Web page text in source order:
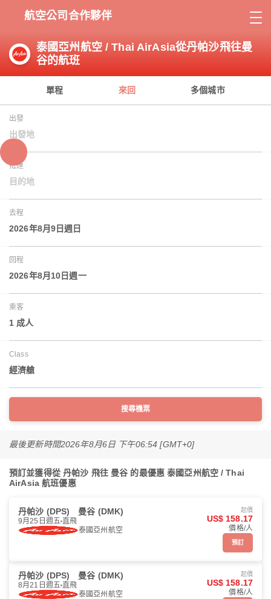
航空公司合作夥伴
泰國亞州航空 / Thai AirAsia從丹帕沙飛往曼
谷的航班
單程 來回 多個城市
出發
出發地
抵達
目的地
去程
2026年8月9日週日
回程
2026年8月10日週一
乘客
1 成人
Class
經濟艙
搜尋機票
最後更新時間2026年8月6日 下午06:54 [GMT+0]
預訂並獲得從 丹帕沙 飛往 曼谷 的最優惠 泰國亞州航空 / Thai
AirAsia 航班優惠
丹帕沙 (DPS) 曼谷 (DMK)
9月25日週五 直飛
泰國亞州航空
起價
US$ 158.17
價格/人
預訂
丹帕沙 (DPS) 曼谷 (DMK)
8月21日週五 直飛
泰國亞州航空
起價
US$ 158.17
價格/人